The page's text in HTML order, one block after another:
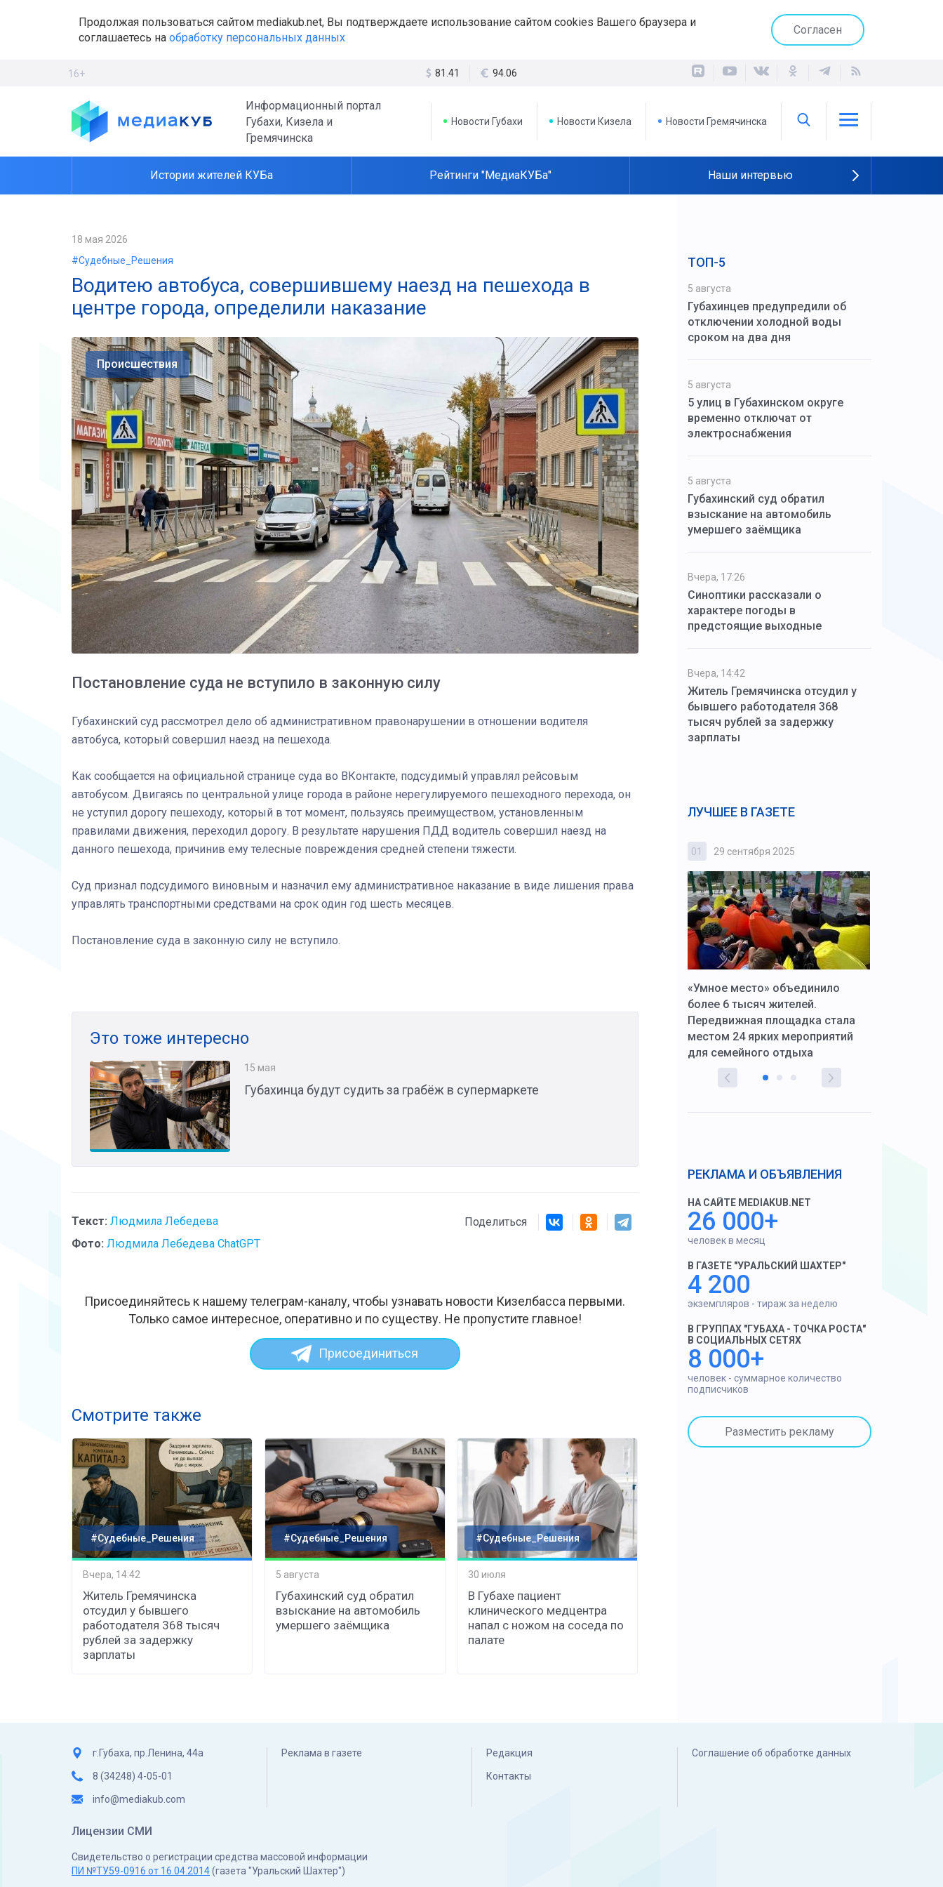
Продолжая пользоваться сайтом mediakub.net, Вы подтверждаете использование сайтом cookies Вашего браузера и
соглашаетесь на обработку персональных данных
Согласен
16+ 81.41 94.06
Информационный портал
Губахи, Кизела и
Гремячинска
Новости Губахи Новости Кизела Новости Гремячинска
Истории жителей КУБа Рейтинги "МедиаКУБа" Наши интервью
18 мая 2026
#Судебные_Решения
Водитею автобуса, совершившему наезд на пешехода в
центре города, определили наказание
Происшествия
Постановление суда не вступило в законную силу
Губахинский суд рассмотрел дело об административном правонарушении в отношении водителя
автобуса, который совершил наезд на пешехода.
Как сообщается на официальной странице суда во ВКонтакте, подсудимый управлял рейсовым
автобусом. Двигаясь по центральной улице города в районе нерегулируемого пешеходного перехода, он
не уступил дорогу пешеходу, который в тот момент, пользуясь преимуществом, установленным
правилами движения, переходил дорогу. В результате нарушения ПДД водитель совершил наезд на
данного пешехода, причинив ему телесные повреждения средней степени тяжести.
Суд признал подсудимого виновным и назначил ему административное наказание в виде лишения права
управлять транспортными средствами на срок один год шесть месяцев.
Постановление суда в законную силу не вступило.
Это тоже интересно
15 мая
Губахинца будут судить за грабёж в супермаркете
Текст: Людмила Лебедева
Фото: Людмила Лебедева ChatGPT
Поделиться
Присоединяйтесь к нашему телеграм-каналу, чтобы узнавать новости Кизелбасса первыми.
Только самое интересное, оперативно и по существу. Не пропустите главное!
Присоединиться
Смотрите также
#Судебные_Решения
Вчера, 14:42
Житель Гремячинска
отсудил у бывшего
работодателя 368 тысяч
рублей за задержку
зарплаты
#Судебные_Решения
5 августа
Губахинский суд обратил
взыскание на автомобиль
умершего заёмщика
#Судебные_Решения
30 июля
В Губахе пациент
клинического медцентра
напал с ножом на соседа по
палате
ТОП-5
5 августа
Губахинцев предупредили об
отключении холодной воды
сроком на два дня
5 августа
5 улиц в Губахинском округе
временно отключат от
электроснабжения
5 августа
Губахинский суд обратил
взыскание на автомобиль
умершего заёмщика
Вчера, 17:26
Синоптики рассказали о
характере погоды в
предстоящие выходные
Вчера, 14:42
Житель Гремячинска отсудил у
бывшего работодателя 368
тысяч рублей за задержку
зарплаты
ЛУЧШЕЕ В ГАЗЕТЕ
03 01 29 сентября 2025
«Умное место» объединило
более 6 тысяч жителей.
Передвижная площадка стала
местом 24 ярких мероприятий
для семейного отдыха
РЕКЛАМА И ОБЪЯВЛЕНИЯ
НА САЙТЕ MEDIAKUB.NET
26 000+
человек в месяц
В ГАЗЕТЕ "УРАЛЬСКИЙ ШАХТЕР"
4 200
экземпляров - тираж за неделю
В ГРУППАХ "ГУБАХА - ТОЧКА РОСТА"
В СОЦИАЛЬНЫХ СЕТЯХ
8 000+
человек - суммарное количество
подписчиков
Разместить рекламу
г.Губаха, пр.Ленина, 44а
8 (34248) 4-05-01
info@mediakub.com
Реклама в газете Редакция
Контакты
Соглашение об обработке данных
Лицензии СМИ
Свидетельство о регистрации средства массовой информации
ПИ №ТУ59-0916 от 16.04.2014(газета "Уральский Шахтер")